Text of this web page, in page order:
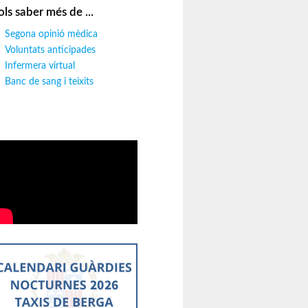
saber més de ...
Segona opinió mèdica
Voluntats anticipades
Infermera virtual
Banc de sang i teixits